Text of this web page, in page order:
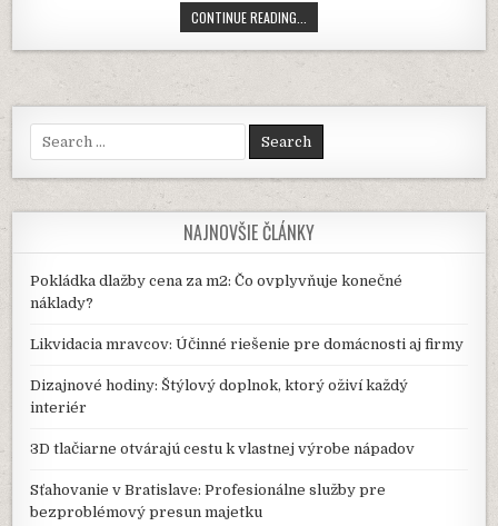
CONTINUE READING...
VINYLOVEJ
PODLAHY:
PRE
KAŽDÝ
INTERIÉR
Search
for:
NAJNOVŠIE ČLÁNKY
Pokládka dlažby cena za m2: Čo ovplyvňuje konečné
náklady?
Likvidacia mravcov: Účinné riešenie pre domácnosti aj firmy
Dizajnové hodiny: Štýlový doplnok, ktorý oživí každý
interiér
3D tlačiarne otvárajú cestu k vlastnej výrobe nápadov
Sťahovanie v Bratislave: Profesionálne služby pre
bezproblémový presun majetku